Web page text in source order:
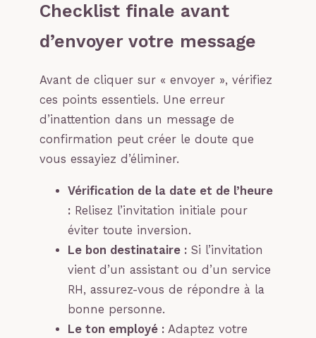
Checklist finale avant
d’envoyer votre message
Avant de cliquer sur « envoyer », vérifiez
ces points essentiels. Une erreur
d’inattention dans un message de
confirmation peut créer le doute que
vous essayiez d’éliminer.
Vérification de la date et de l’heure
: Relisez l’invitation initiale pour
éviter toute inversion.
Le bon destinataire : Si l’invitation
vient d’un assistant ou d’un service
RH, assurez-vous de répondre à la
bonne personne.
Le ton employé : Adaptez votre